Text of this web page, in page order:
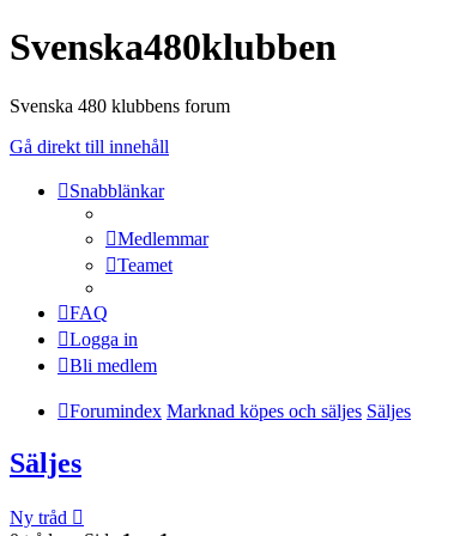
Svenska480klubben
Svenska 480 klubbens forum
Gå direkt till innehåll
Snabblänkar
Medlemmar
Teamet
FAQ
Logga in
Bli medlem
Forumindex Marknad köpes och säljes Säljes
Säljes
Ny tråd